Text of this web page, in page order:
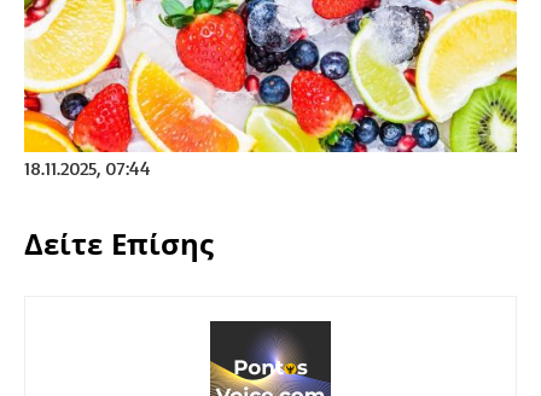
18.11.2025, 07:44
Δείτε Επίσης